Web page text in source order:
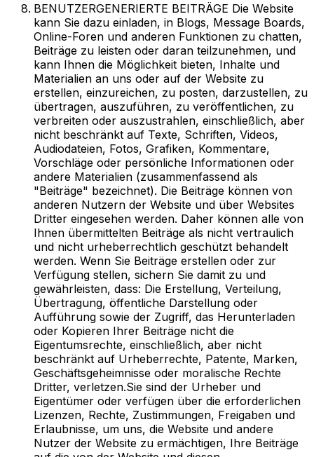
BENUTZERGENERIERTE BEITRÄGE Die Website
kann Sie dazu einladen, in Blogs, Message Boards,
Online-Foren und anderen Funktionen zu chatten,
Beiträge zu leisten oder daran teilzunehmen, und
kann Ihnen die Möglichkeit bieten, Inhalte und
Materialien an uns oder auf der Website zu
erstellen, einzureichen, zu posten, darzustellen, zu
übertragen, auszuführen, zu veröffentlichen, zu
verbreiten oder auszustrahlen, einschließlich, aber
nicht beschränkt auf Texte, Schriften, Videos,
Audiodateien, Fotos, Grafiken, Kommentare,
Vorschläge oder persönliche Informationen oder
andere Materialien (zusammenfassend als
"Beiträge" bezeichnet). Die Beiträge können von
anderen Nutzern der Website und über Websites
Dritter eingesehen werden. Daher können alle von
Ihnen übermittelten Beiträge als nicht vertraulich
und nicht urheberrechtlich geschützt behandelt
werden. Wenn Sie Beiträge erstellen oder zur
Verfügung stellen, sichern Sie damit zu und
gewährleisten, dass: Die Erstellung, Verteilung,
Übertragung, öffentliche Darstellung oder
Aufführung sowie der Zugriff, das Herunterladen
oder Kopieren Ihrer Beiträge nicht die
Eigentumsrechte, einschließlich, aber nicht
beschränkt auf Urheberrechte, Patente, Marken,
Geschäftsgeheimnisse oder moralische Rechte
Dritter, verletzen.Sie sind der Urheber und
Eigentümer oder verfügen über die erforderlichen
Lizenzen, Rechte, Zustimmungen, Freigaben und
Erlaubnisse, um uns, die Website und andere
Nutzer der Website zu ermächtigen, Ihre Beiträge